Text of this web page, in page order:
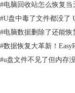
#电脑回收站怎么恢复
#U盘中毒了文件都没了
#电脑数据删除了还能
#数据恢复大革新！
#u盘文件不见了但内存